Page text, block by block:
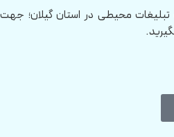
محیطی در استان گیلان؛ جهت